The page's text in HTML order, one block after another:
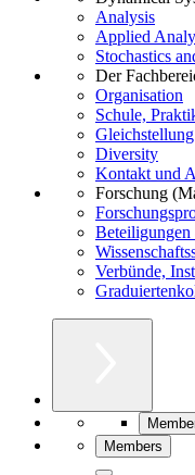
Analysis
Applied
Stochastics
Der
Organisation
Schule,
Gleichstellung
Diversity
Kontakt und
Forschung
Beteiligungen
Verbünde,
Members